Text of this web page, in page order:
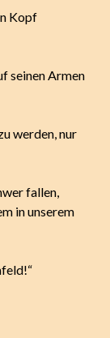
Kopf
seinen Armen
werden, nur
fallen,
in unserem